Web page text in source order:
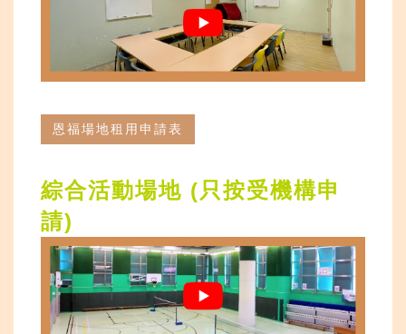
恩福場地租用申請表
綜合活動場地 (只按受機構申
請)